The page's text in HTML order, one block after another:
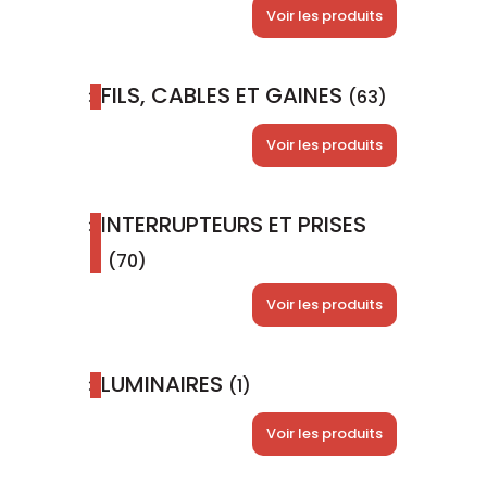
Voir les produits
FILS, CABLES ET GAINES (63)
Voir les produits
INTERRUPTEURS ET PRISES
(70)
Voir les produits
LUMINAIRES (1)
Voir les produits